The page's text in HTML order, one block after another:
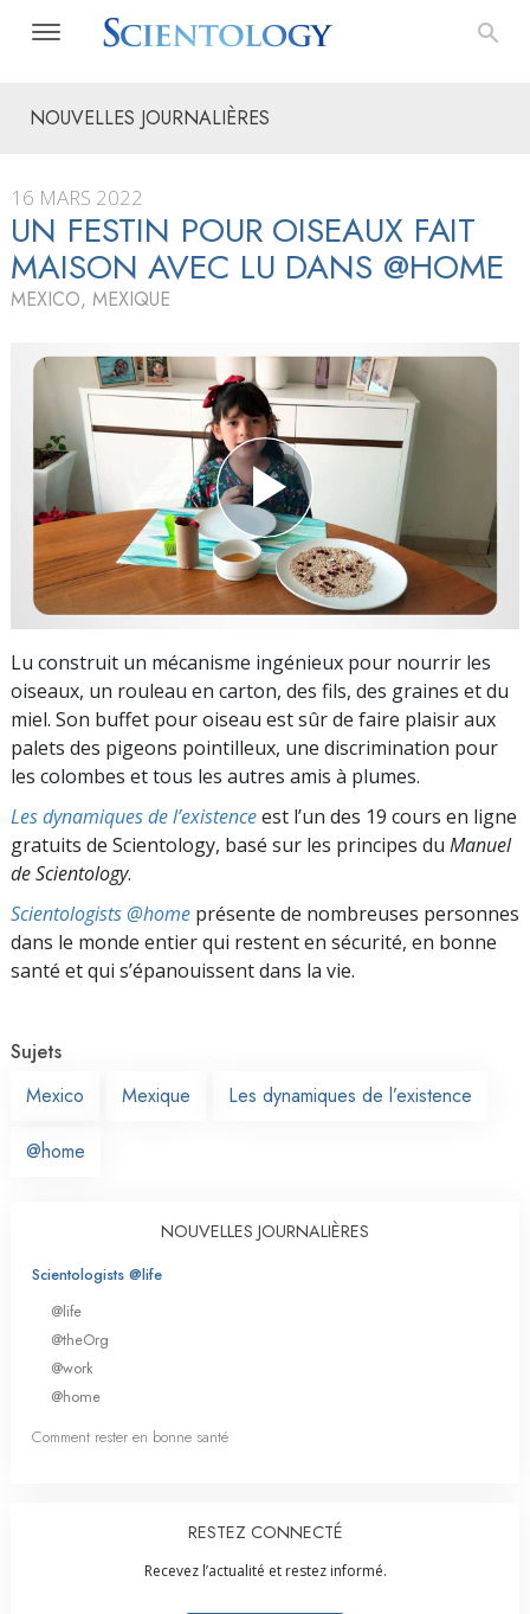
NOUVELLES JOURNALIÈRES
16 MARS 2022
UN FESTIN POUR OISEAUX FAIT
MAISON AVEC LU DANS @HOME
MEXICO, MEXIQUE
Lu construit un mécanisme ingénieux pour nourrir les
oiseaux, un rouleau en carton, des fils, des graines et du
miel. Son buffet pour oiseau est sûr de faire plaisir aux
palets des pigeons pointilleux, une discrimination pour
les colombes et tous les autres amis à plumes.
Les dynamiques de l’existenceest l’un des 19 cours en ligne
gratuits de Scientology, basé sur les principes du Manuel
de Scientology.
Scientologists @home présente de nombreuses personnes
dans le monde entier qui restent en sécurité, en bonne
santé et qui s’épanouissent dans la vie.
Sujets
Mexico
Mexique Les dynamiques de l’existence
@home
NOUVELLES JOURNALIÈRES
Scientologists @life
@life
@theOrg
@work
@home
Comment rester en bonne santé
RESTEZ CONNECTÉ
Recevez l’actualité et restez informé.